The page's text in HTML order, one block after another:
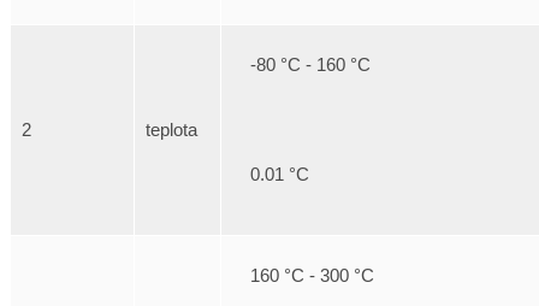
2 teplota
-80 °C - 160 °C
0.01 °C
160 °C - 300 °C